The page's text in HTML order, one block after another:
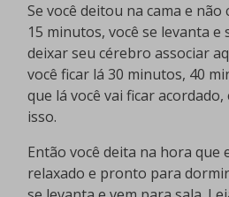
Se você deitou na cama e
15 minutos, você se levanta e
deixar seu cérebro associar
você ficar lá 30 minutos, 40
que lá você vai ficar
isso.
Então você deita na hora que
relaxado e pronto para